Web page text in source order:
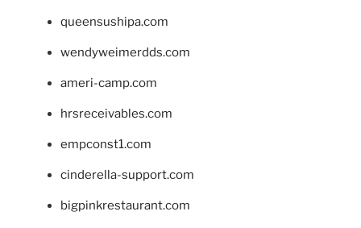
queensushipa.com
wendyweimerdds.com
ameri-camp.com
hrsreceivables.com
empconst1.com
cinderella-support.com
bigpinkrestaurant.com